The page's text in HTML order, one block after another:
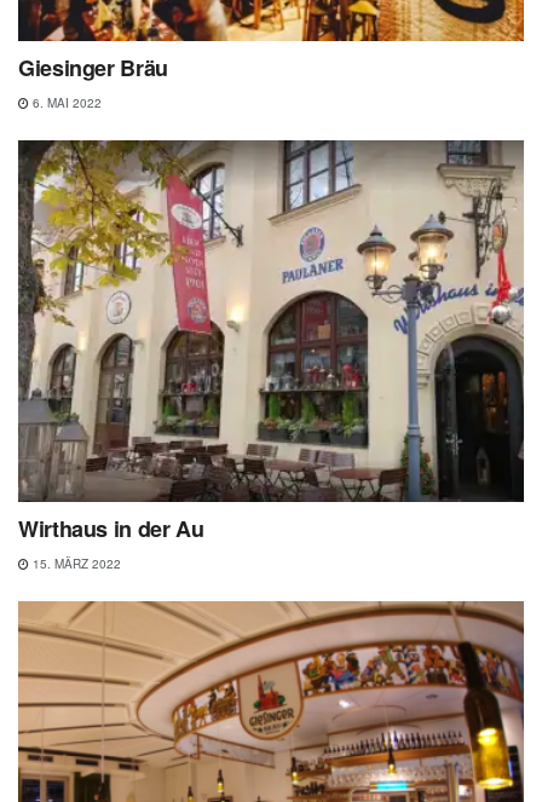
Giesinger Bräu
6. MAI 2022
Wirthaus in der Au
15. MÄRZ 2022